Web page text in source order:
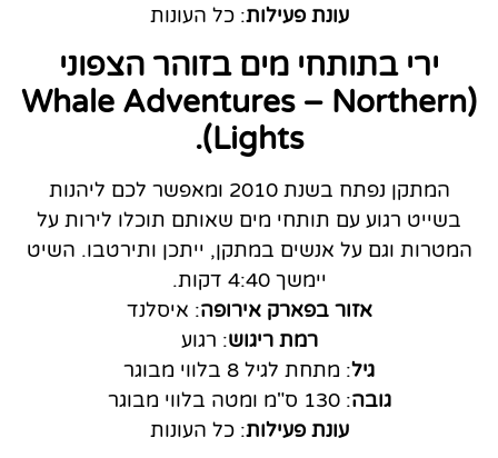
עונת פעילות: כל העונות
ירי בתותחי מים בזוהר הצפוני
(Whale Adventures – Northern
Lights).
המתקן נפתח בשנת 2010 ומאפשר לכם ליהנות
בשייט רגוע עם תותחי מים שאותם תוכלו לירות על
המטרות וגם על אנשים במתקן, ייתכן ותירטבו. השיט
יימשך 4:40 דקות.
אזור בפארק אירופה: איסלנד
רמת ריגוש: רגוע
גיל: מתחת לגיל 8 בלווי מבוגר
גובה: 130 ס"מ ומטה בלווי מבוגר
עונת פעילות: כל העונות